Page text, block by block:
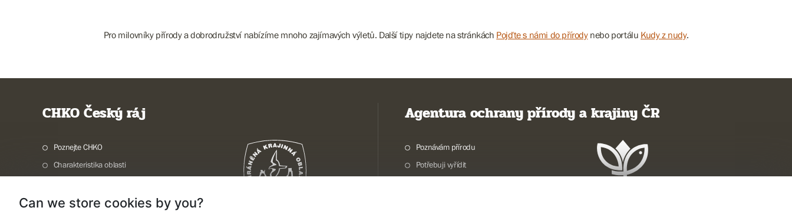
Pro milovníky přírody a dobrodružství nabízíme mnoho zajímavých výletů. Další tipy najdete na stránkách Pojďte s námi do přírodynebo portálu Kudy z nudy.
CHKO Český ráj
Poznejte CHKO
Charakteristika oblasti
Potřebuji vyřídit
Agentura ochrany přírody a krajiny ČR
Poznávám přírodu
Potřebuji vyřídit
Can we store cookies by you?